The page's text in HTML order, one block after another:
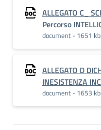
ALLEGATO C_
Percorso
document - 1651 kb
ALLEGATO D
INESISTENZA
document - 1653 kb